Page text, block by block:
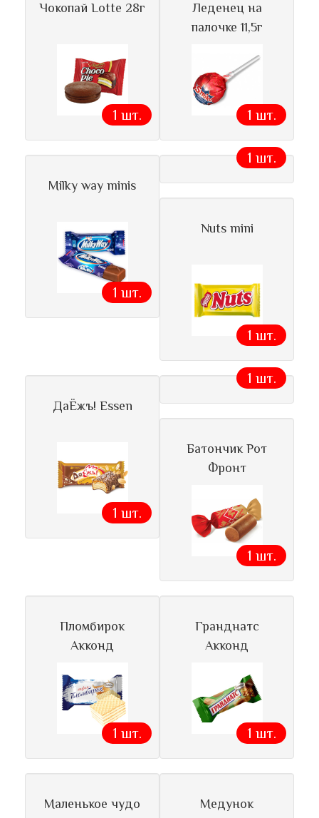
Чокопай Lotte 28г
1 шт.
Леденец на
палочке 11,5г
1 шт.
Milky way minis
1 шт.
1 шт.
Nuts mini
1 шт.
ДаЁжъ! Essen
1 шт.
1 шт.
Батончик Рот
Фронт
1 шт.
Пломбирок
Акконд
1 шт.
Гранднатс
Акконд
1 шт.
Маленькое чудо
Медунок